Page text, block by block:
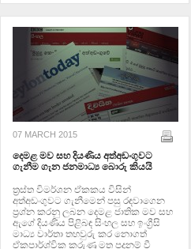
07 MARCH 2015
දෙමළ මව සහ දියණිය අත්අඩංගුවට
ගැනීම ගැන ජනමාධ්‍ය බොරු කියයි
ත්‍රස්ත විමර්ශන ඒකකය විසින්
අත්අඩංගුවට ගැනීමෙන් පසු රඳවාගෙන
ප්‍රශ්න කරනු ලබන දෙමළ ජාතික මව සහ
ඇගේ දියණිය පිළිබඳ සිංහල සහ ඉංග්‍රීසි
මාධ්‍ය වාර්තා තහවුරු කර නොගත්
ඒකපාර්ශ්වික කරුණු මත පදනම් වී